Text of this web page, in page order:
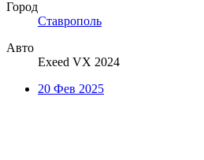
Город
Ставрополь
Авто
Exeed VX 2024
20 Фев 2025